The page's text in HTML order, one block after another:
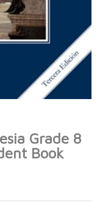
Grade 8
Book